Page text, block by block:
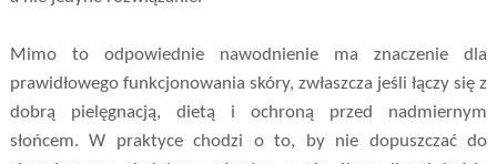
Mimo to odpowiednie nawodnienie ma znaczenie dla
prawidłowego funkcjonowania skóry, zwłaszcza jeśli łączy się z
dobrą pielęgnacją, dietą i ochroną przed nadmiernym
słońcem. W praktyce chodzi o to, by nie dopuszczać do